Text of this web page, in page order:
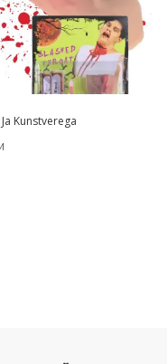
Kunstverega